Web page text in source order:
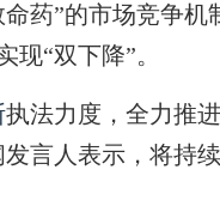
药”的市场竞争
“双下降”。
执法力度，全力推
言人表示，将持